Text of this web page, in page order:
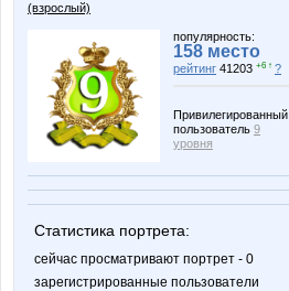
(взрослый)
популярность:
158 место
рейтинг 41203 +6 ↑ ?
Привилегированный
пользователь 9
уровня
Статистика портрета:
сейчас просматривают портрет - 0
зарегистрированные пользователи